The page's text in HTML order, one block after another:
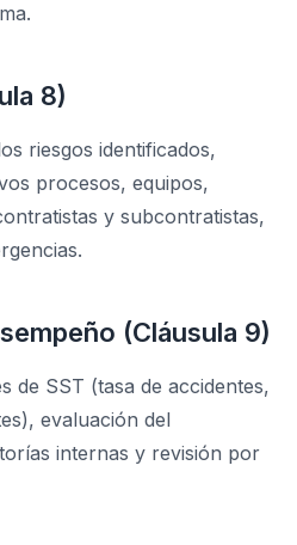
8)
riesgos identificados,
procesos, equipos,
y subcontratistas,
(Cláusula 9)
de SST (tasa de accidentes,
evaluación del
internas y revisión por